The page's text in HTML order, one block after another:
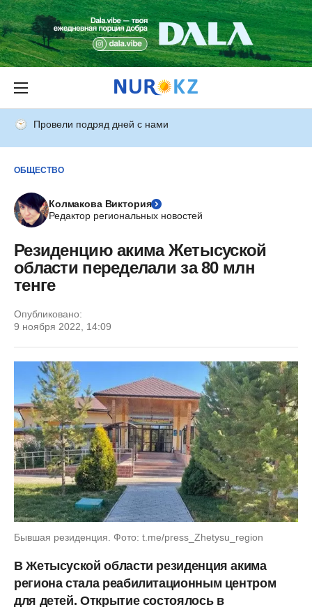
Провели подряд дней с нами
ОБЩЕСТВО
Колмакова Виктория
Редактор региональных новостей
Резиденцию акима Жетысуской
области переделали за 80 млн
тенге
Опубликовано:
9 ноября 2022, 14:09
Бывшая резиденция. Фото: t.me/press_Zhetysu_region
В Жетысуской области резиденция акима
региона стала реабилитационным центром
для детей. Открытие состоялось в